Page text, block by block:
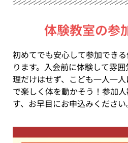
体験教室の参
初めてでも安心して参加でき
ります。入会前に体験して雰
理だけはせず、こども一人一
で楽しく体を動かそう！参加
す、お早目にお申込みください